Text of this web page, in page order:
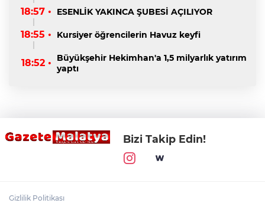
18:57 • ESENLİK YAKINCA ŞUBESİ AÇILIYOR
18:55 • Kursiyer öğrencilerin Havuz keyfi
18:52 •
Büyükşehir Hekimhan'a 1,5 milyarlık yatırım
yaptı
Bizi Takip Edin!
Gizlilik Politikası